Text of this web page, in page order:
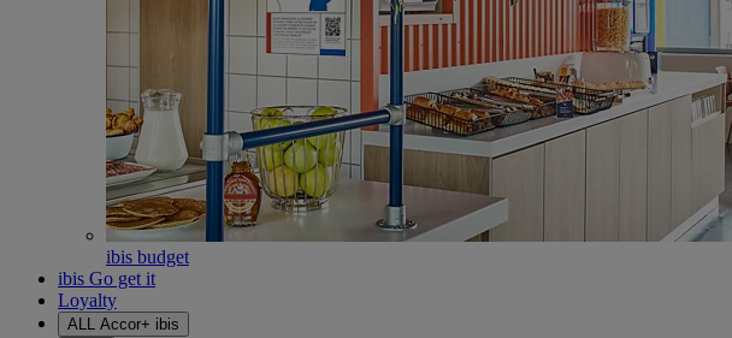
ibis budget
ibis Go get it
Loyalty
ALL Accor+ ibis